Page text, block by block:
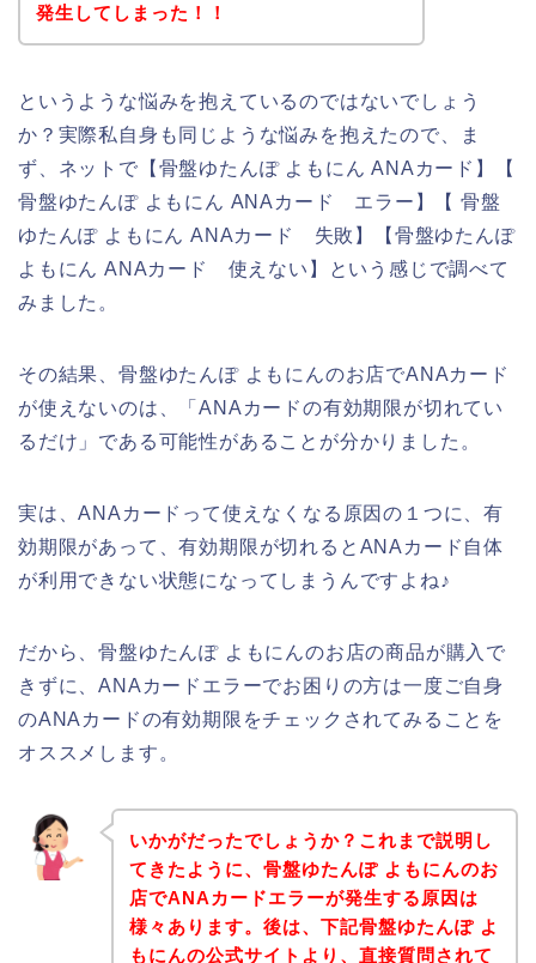
発生してしまった！！
というような悩みを抱えているのではないでしょう
か？実際私自身も同じような悩みを抱えたので、ま
ず、ネットで【骨盤ゆたんぽ よもにん ANAカード】【
骨盤ゆたんぽ よもにん ANAカード エラー】【 骨盤
ゆたんぽ よもにん ANAカード 失敗】【骨盤ゆたんぽ
よもにん ANAカード 使えない】という感じで調べて
みました。
その結果、骨盤ゆたんぽ よもにんのお店でANAカード
が使えないのは、「ANAカードの有効期限が切れてい
るだけ」である可能性があることが分かりました。
実は、ANAカードって使えなくなる原因の１つに、有
効期限があって、有効期限が切れるとANAカード自体
が利用できない状態になってしまうんですよね♪
だから、骨盤ゆたんぽ よもにんのお店の商品が購入で
きずに、ANAカードエラーでお困りの方は一度ご自身
のANAカードの有効期限をチェックされてみることを
オススメします。
いかがだったでしょうか？これまで説明し
てきたように、骨盤ゆたんぽ よもにんのお
店でANAカードエラーが発生する原因は
様々あります。後は、下記骨盤ゆたんぽ よ
もにんの公式サイトより、直接質問されて